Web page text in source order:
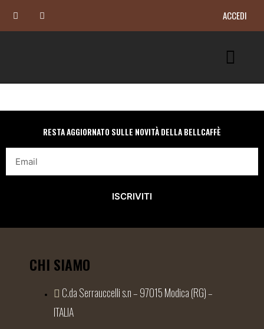
ACCEDI
RESTA AGGIORNATO SULLE NOVITÀ DELLA BELLCAFFÈ
ISCRIVITI
CHI SIAMO
C.da Serrauccelli s.n – 97015 Modica (RG) –
ITALIA